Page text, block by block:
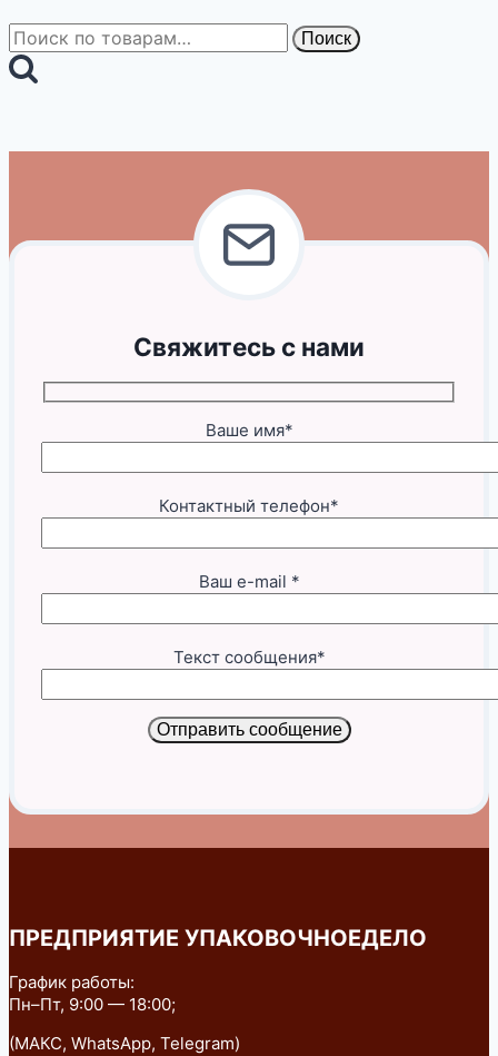
Искать: Поиск
Свяжитесь с нами
Ваше имя*
Контактный телефон*
Ваш e-mail *
Текст сообщения*
Отправить сообщение
ПРЕДПРИЯТИЕ УПАКОВОЧНОЕДЕЛО
График работы:
Пн–Пт, 9:00 — 18:00;
(МАКС, WhatsApp, Telegram)